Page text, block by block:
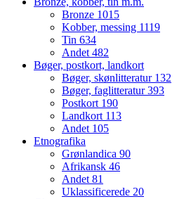
Bronze 1015
Kobber, messing 1119
Tin 634
Andet482
Bøger, postkort, landkort
Bøger, skønlitteratur 132
Bøger, faglitteratur393
Postkort 190
Landkort 113
Andet 105
Etnografika
Grønlandica 90
Afrikansk 46
Andet81
Uklassificerede 20